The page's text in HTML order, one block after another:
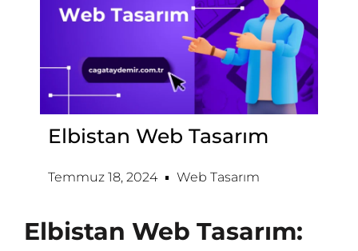
Elbistan Web Tasarım
Temmuz 18, 2024 Web Tasarım
Elbistan Web Tasarım: